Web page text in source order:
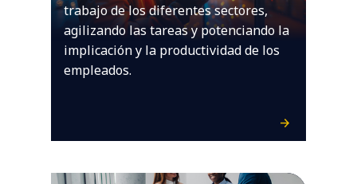
trabajo de los diferentes sectores,
agilizando las tareas y potenciando la
implicación y la productividad de los
empleados.